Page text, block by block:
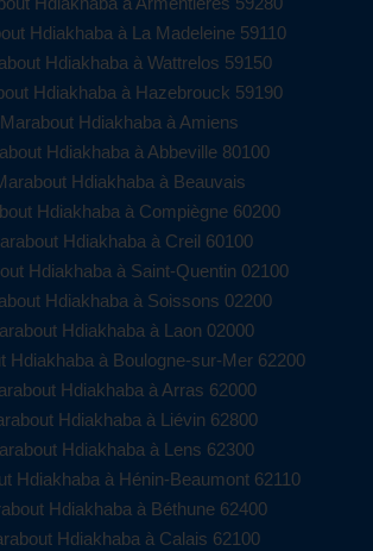
Hdiakhaba à La Madeleine 59110
Hdiakhaba à Wattrelos 59150
Hdiakhaba à Hazebrouck 59190
Marabout Hdiakhaba à Amiens
Hdiakhaba à Abbeville 80100
Hdiakhaba à Beauvais
Hdiakhaba à Compiègne 60200
Hdiakhaba à Creil 60100
Hdiakhaba à Saint-Quentin 02100
Hdiakhaba à Soissons 02200
Hdiakhaba à Laon 02000
Hdiakhaba à Boulogne-sur-Mer 62200
Hdiakhaba à Arras 62000
Hdiakhaba à Liévin 62800
Hdiakhaba à Lens 62300
Hdiakhaba à Hénin-Beaumont 62110
Hdiakhaba à Béthune 62400
Hdiakhaba à Calais 62100